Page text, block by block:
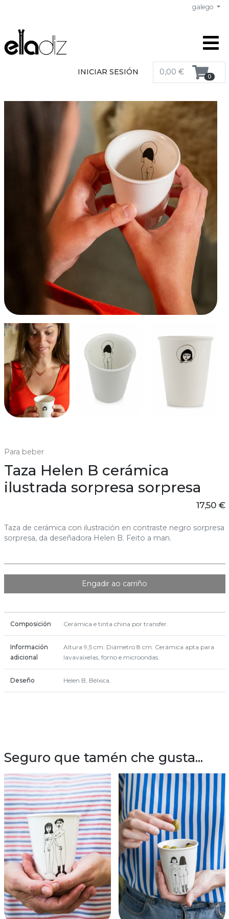
galego
INICIAR SESIÓN 0,00 € 0
Para beber
Taza Helen B cerámica
ilustrada sorpresa sorpresa
17,50 €
Taza de cerámica con ilustración en contraste negro sorpresa
sorpresa, da deseñadora Helen B. Feito a man.
Engadir ao carriño
Composición Cerámica e tinta china por transfer.
Información
adicional
Altura 9,5 cm. Diámetro 8 cm. Cerámica apta para
lavavaixelas, forno e microondas.
Deseño Helen B, Bélxica.
Seguro que tamén che gusta...